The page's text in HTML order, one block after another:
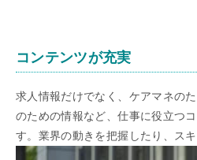
コンテンツが充実
求人情報だけでなく、ケアマネの
のための情報など、仕事に役立つ
す。業界の動きを把握したり、ス